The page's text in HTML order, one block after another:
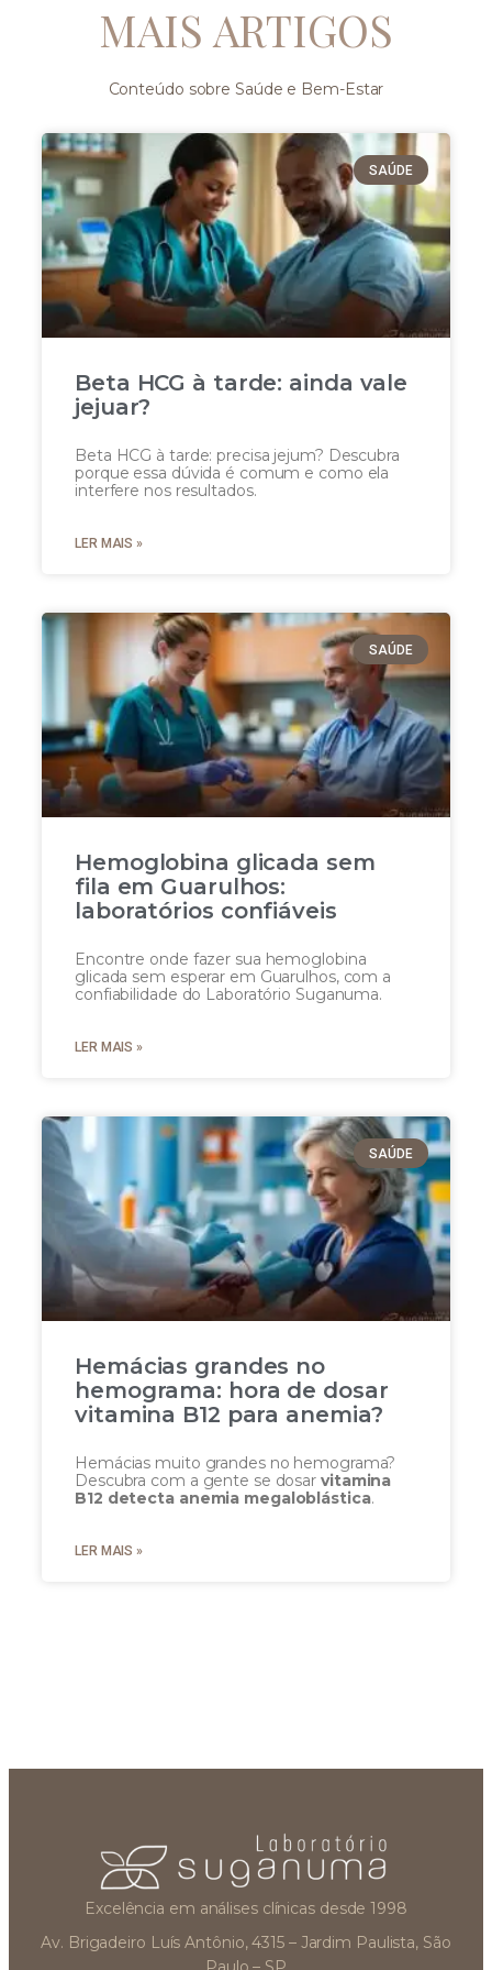
MAIS ARTIGOS
Conteúdo sobre Saúde e Bem-Estar
SAÚDE
Beta HCG à tarde: ainda vale
jejuar?
Beta HCG à tarde: precisa jejum? Descubra
porque essa dúvida é comum e como ela
interfere nos resultados.
LER MAIS »
SAÚDE
Hemoglobina glicada sem
fila em Guarulhos:
laboratórios confiáveis
Encontre onde fazer sua hemoglobina
glicada sem esperar em Guarulhos, com a
confiabilidade do Laboratório Suganuma.
LER MAIS »
SAÚDE
Hemácias grandes no
hemograma: hora de dosar
vitamina B12 para anemia?
Hemácias muito grandes no hemograma?
Descubra com a gente se dosar vitamina
B12 detecta anemia megaloblástica.
LER MAIS »
Excelência em análises clínicas desde 1998
Av. Brigadeiro Luís Antônio, 4315 – Jardim Paulista, São